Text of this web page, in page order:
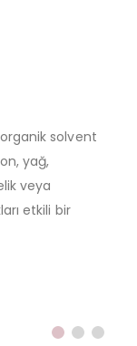
solvent
yağ,
veya
etkili bir